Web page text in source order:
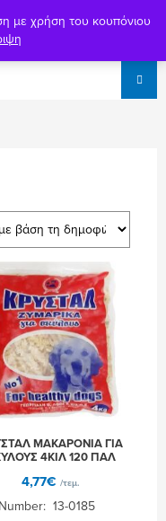
ΜΑΚΑΡΟΝΙΑ ΓΙΑ
4ΚΙΛ 120 ΠΑΛ
4,77€ /τεμ.
13-0185
με χρήση του κουπόνιου